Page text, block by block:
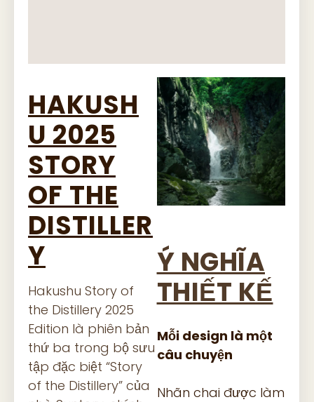
HAKUSH
U 2025
STORY
OF THE
DISTILLER
Y
Hakushu Story of
the Distillery 2025
Edition là phiên bản
thứ ba trong bộ sưu
tập đặc biệt “Story
of the Distillery” của
Ý NGHĨA
THIẾT KẾ
Mỗi design là một
câu chuyện
Nhãn chai được làm